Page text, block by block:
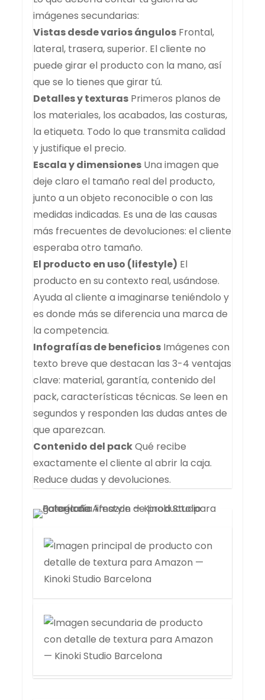
imágenes secundarias:
Vistas desde varios ángulos Frontal,
lateral, trasera, superior. El cliente no
puede girar el producto con la mano, así
que se lo tienes que girar tú.
Detalles y texturas Primeros planos de
los materiales, los acabados, las costuras,
la etiqueta. Todo lo que transmita calidad
y justifique el precio.
Escala y dimensiones Una imagen que
deje claro el tamaño real del producto,
junto a un objeto reconocible o con las
medidas indicadas. Es una de las causas
más frecuentes de devoluciones: el cliente
esperaba otro tamaño.
El producto en uso (lifestyle) El
producto en su contexto real, usándose.
Ayuda al cliente a imaginarse teniéndolo y
es donde más se diferencia una marca de
la competencia.
Infografías de beneficios Imágenes con
texto breve que destacan las 3-4 ventajas
clave: material, garantía, contenido del
pack, características técnicas. Se leen en
segundos y responden las dudas antes de
que aparezcan.
Contenido del packQué recibe
exactamente el cliente al abrir la caja.
Reduce dudas y devoluciones.